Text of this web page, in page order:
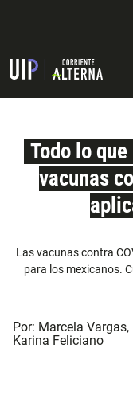
Todo lo
vacunas
Las vacunas contra
para los mexicanos.
Por: Marcela Vargas,
Karina Feliciano